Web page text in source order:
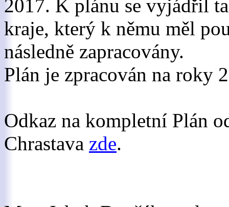
2017. K plánu se vyjádřil
kraje, který k němu měl
následně zapracovány.
Plán je zpracován na roky
Odkaz na kompletní Plán
Chrastava zde.